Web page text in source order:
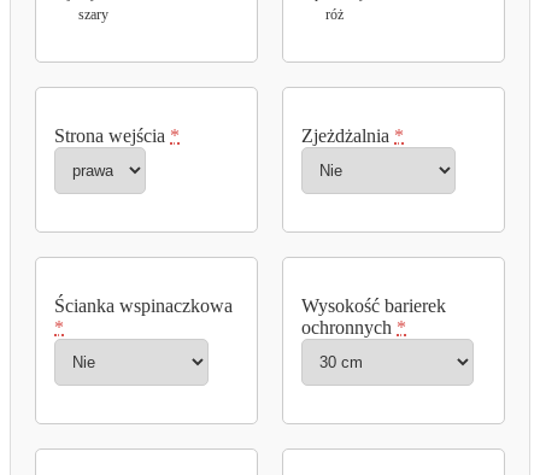
szary
róż
Strona wejścia * Zjeżdżalnia *
Ścianka wspinaczkowa
*
Wysokość barierek
ochronnych *